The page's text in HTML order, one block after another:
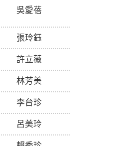
吳愛蓓
張玲鈺
許立薇
林芳美
李台珍
呂美玲